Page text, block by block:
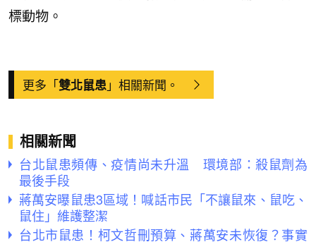
標動物。
更多「雙北鼠患」相關新聞。
相關新聞
台北鼠患頻傳、疫情尚未升溫 環境部：殺鼠劑為
最後手段
蔣萬安曝鼠患3區域！喊話市民「不讓鼠來、鼠吃、
鼠住」維護整潔
台北市鼠患！柯文哲刪預算、蔣萬安未恢復？事實